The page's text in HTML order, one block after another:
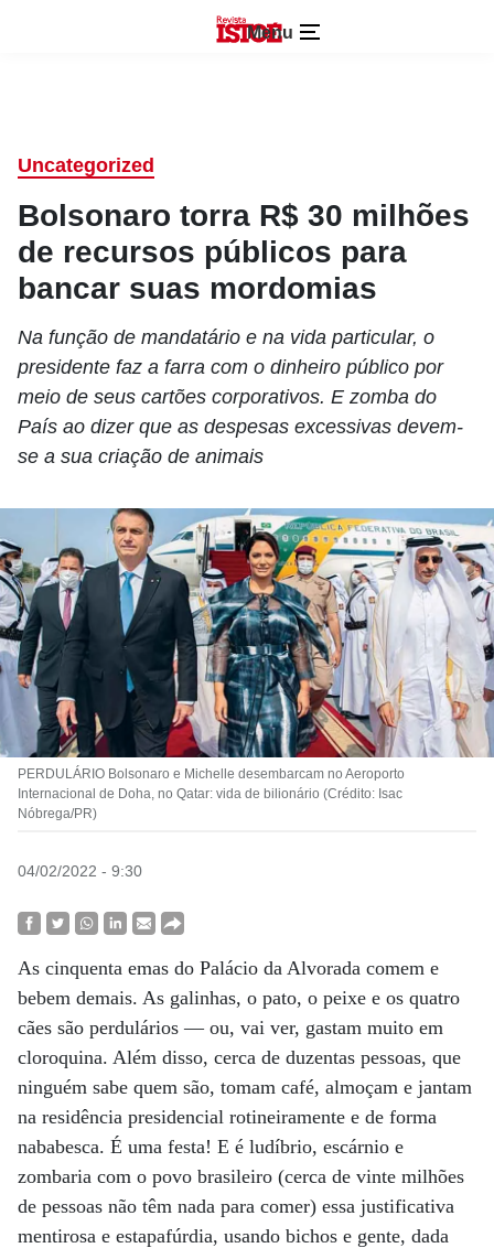
Menu
Uncategorized
Bolsonaro torra R$ 30 milhões
de recursos públicos para
bancar suas mordomias
Na função de mandatário e na vida particular, o
presidente faz a farra com o dinheiro público por
meio de seus cartões corporativos. E zomba do
País ao dizer que as despesas excessivas devem-
se a sua criação de animais
PERDULÁRIO Bolsonaro e Michelle desembarcam no Aeroporto
Internacional de Doha, no Qatar: vida de bilionário (Crédito: Isac
Nóbrega/PR)
04/02/2022 - 9:30
As cinquenta emas do Palácio da Alvorada comem e
bebem demais. As galinhas, o pato, o peixe e os quatro
cães são perdulários — ou, vai ver, gastam muito em
cloroquina. Além disso, cerca de duzentas pessoas, que
ninguém sabe quem são, tomam café, almoçam e jantam
na residência presidencial rotineiramente e de forma
nababesca. É uma festa! E é ludíbrio, escárnio e
zombaria com o povo brasileiro (cerca de vinte milhões
de pessoas não têm nada para comer) essa justificativa
mentirosa e estapafúrdia, usando bichos e gente, dada